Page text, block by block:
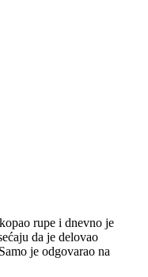
rupe i dnevno je
da je delovao
je odgovarao na